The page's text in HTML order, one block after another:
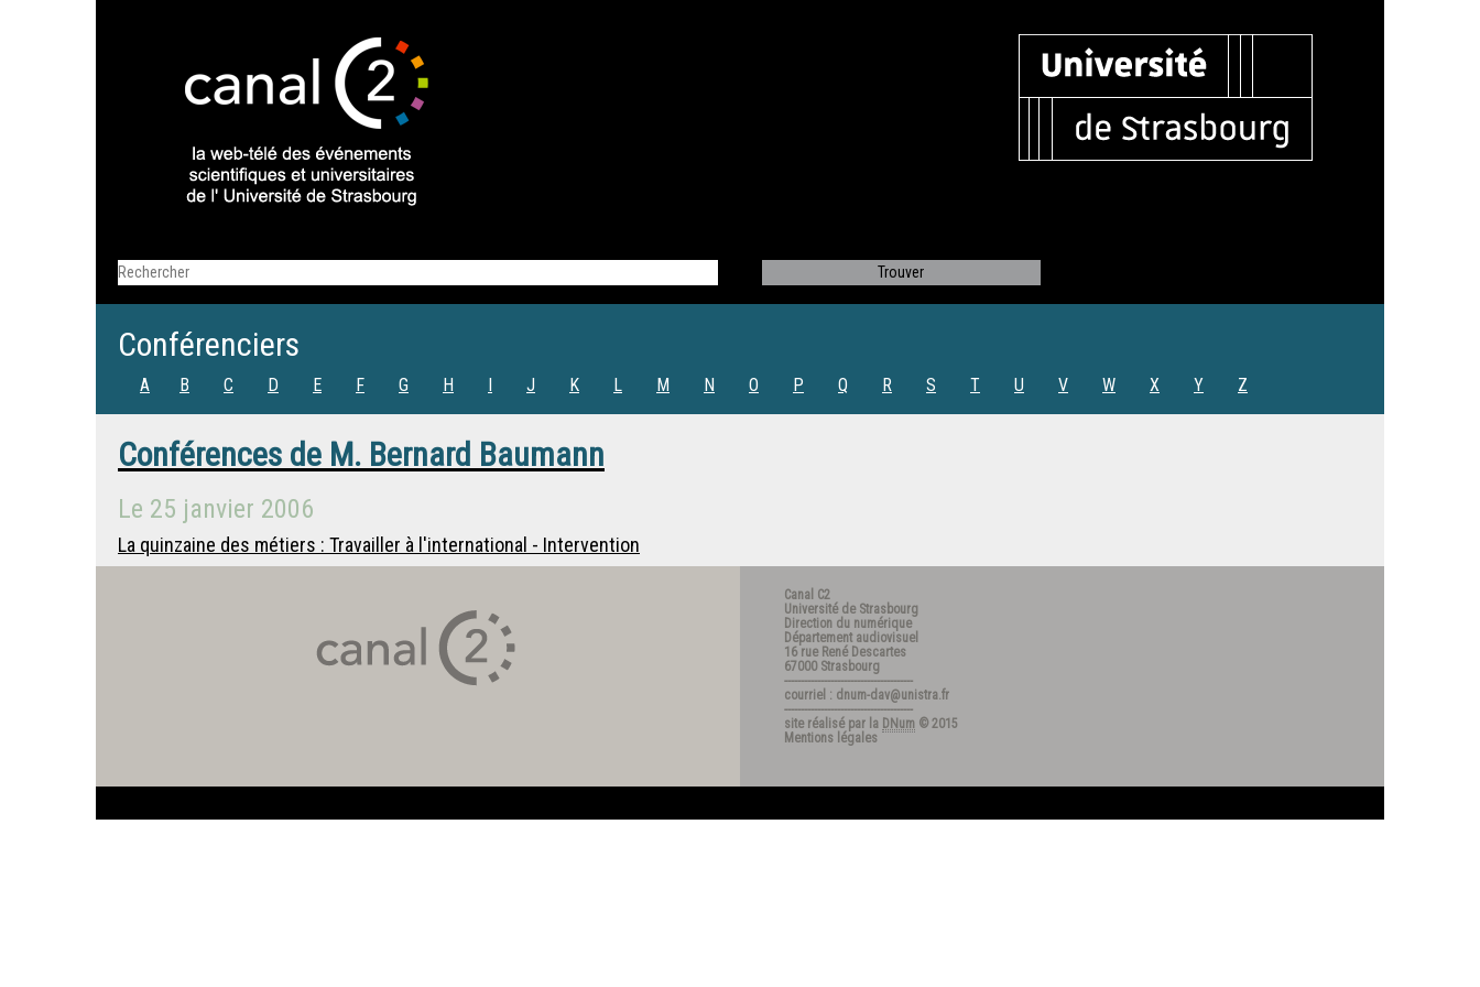
Conférenciers
A B C D E F G H I J K L M N O P Q R S T U V W X Y Z
Conférences de M. Bernard Baumann
Le 25 janvier 2006
La quinzaine des métiers : Travailler à l'international - Intervention
Canal C2
Université de Strasbourg
Direction du numérique
Département audiovisuel
16 rue René Descartes
67000 Strasbourg
---------------------------------------
courriel : dnum-dav@unistra.fr
---------------------------------------
site réalisé par la DNum © 2015
Mentions légales